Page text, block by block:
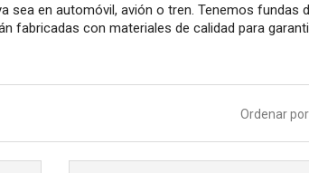
en automóvil, avión o tren. Tenemos
con materiales de calidad para
Ordenar